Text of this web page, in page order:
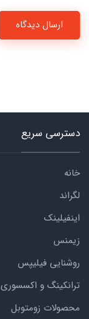
ارسال دیدگاه
دسترسی سریع
خانه
لگراند
اینفیلینک
زیمنس
روشنایی فیلیپس
ترانکینگ و اکسسوری
محصولات زومتوبل